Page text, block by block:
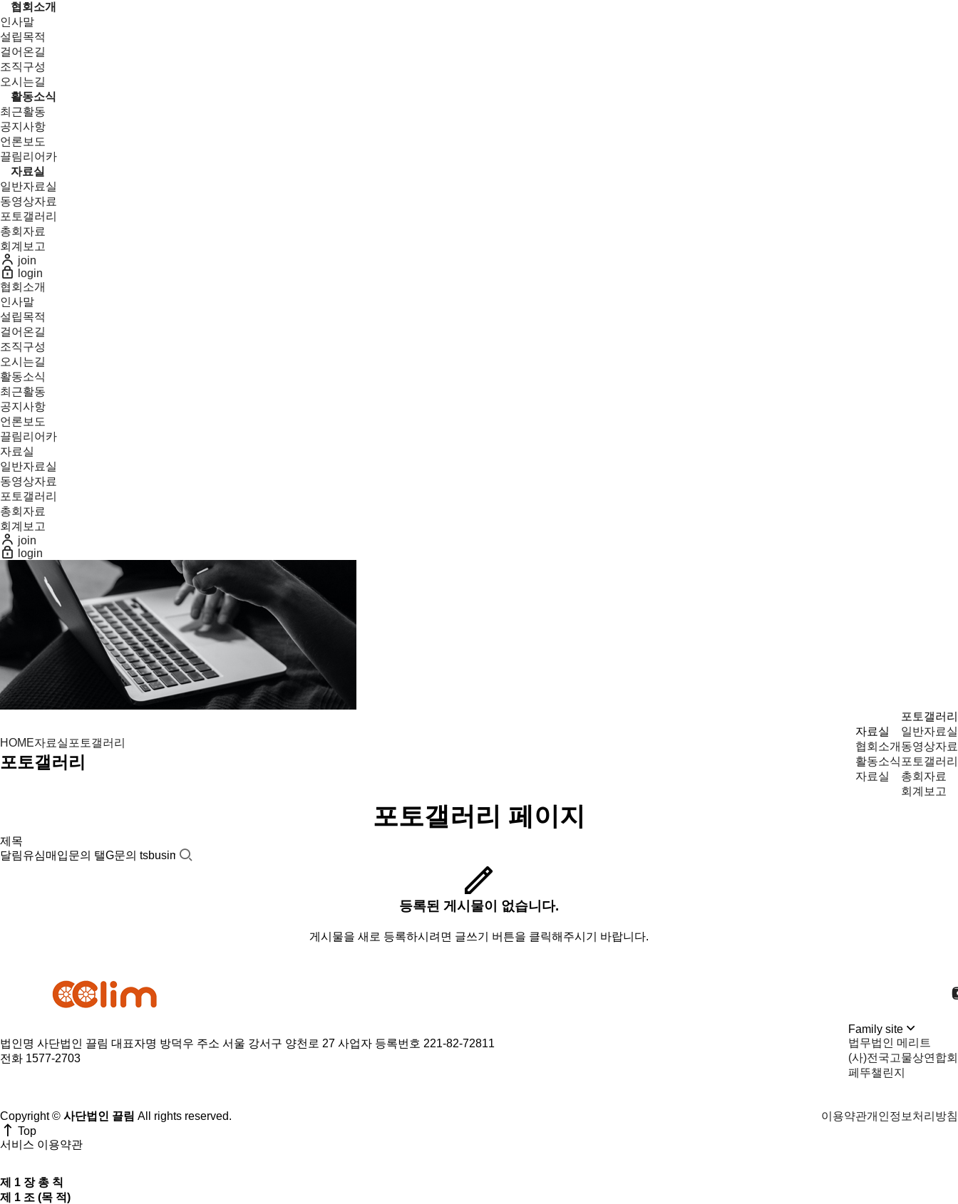
협회소개
인사말
설립목적
걸어온길
조직구성
오시는길
활동소식
최근활동
공지사항
언론보도
끌림리어카
자료실
일반자료실
동영상자료
포토갤러리
총회자료
회계보고
join
login
협회소개
인사말
설립목적
걸어온길
조직구성
오시는길
활동소식
최근활동
공지사항
언론보도
끌림리어카
자료실
일반자료실
동영상자료
포토갤러리
총회자료
회계보고
join
login
HOME자료실 포토갤러리
포토갤러리
자료실
협회소개
활동소식
자료실
포토갤러리
일반자료실
동영상자료
포토갤러리
총회자료
회계보고
포토갤러리 페이지
등록된 게시물이 없습니다.
게시물을 새로 등록하시려면 글쓰기 버튼을 클릭해주시기 바랍니다.
법인명 사단법인 끌림 대표자명 방덕우 주소 서울 강서구 양천로 27 사업자 등록번호 221-82-72811
전화 1577-2703
Family site
법무법인 메리트
(사)전국고물상연합회
페뚜챌린지
Copyright © 사단법인 끌림 All rights reserved. 이용약관개인정보처리방침
Top
서비스 이용약관
제 1 장 총 칙
제 1 조 (목 적)